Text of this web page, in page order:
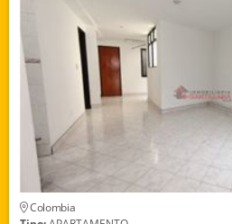
Colombia